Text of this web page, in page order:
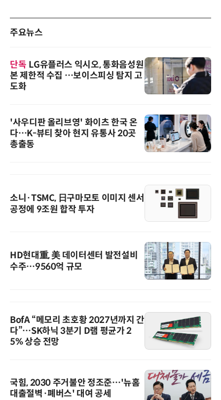
주요뉴스
단독 LG유플러스 익시오, 통화음성원
본 제한적 수집 …보이스피싱 탐지 고
도화
'사우디판 올리브영' 화이츠 한국 온
다…K-뷰티 찾아 현지 유통사 20곳
총출동
소니·TSMC, 日구마모토 이미지 센서
공정에 9조원 합작 투자
HD현대重, 美 데이터센터 발전설비
수주…9560억 규모
BofA “메모리 초호황 2027년까지 간
다”…SK하닉 3분기 D램 평균가 2
5% 상승 전망
국힘, 2030 주거불안 정조준…'뉴홈
대출절벽·폐버스' 대여 공세